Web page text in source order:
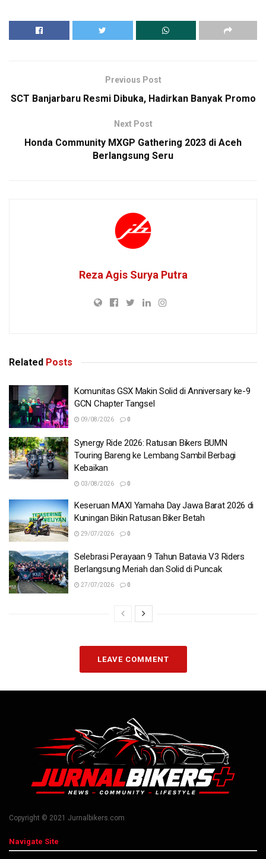
Previous Post
SCT Banjarbaru Resmi Dibuka, Hadirkan Banyak Promo
Next Post
Honda Community MXGP Gathering 2023 di Aceh
Berlangsung Seru
Reza Agis Surya Putra
Related Posts
Komunitas GSX Makin Solid di Anniversary ke-9
GCN Chapter Tangsel
09/08/2026 0
Synergy Ride 2026: Ratusan Bikers BUMN
Touring Bareng ke Lembang Sambil Berbagi
Kebaikan
03/08/2026 0
Keseruan MAXI Yamaha Day Jawa Barat 2026 di
Kuningan Bikin Ratusan Biker Betah
29/07/2026 0
Selebrasi Perayaan 9 Tahun Batavia V3 Riders
Berlangsung Meriah dan Solid di Puncak
27/07/2026 0
LEAVE COMMENT
Copyright © 2021 Jurnalbikers.com
Navigate Site